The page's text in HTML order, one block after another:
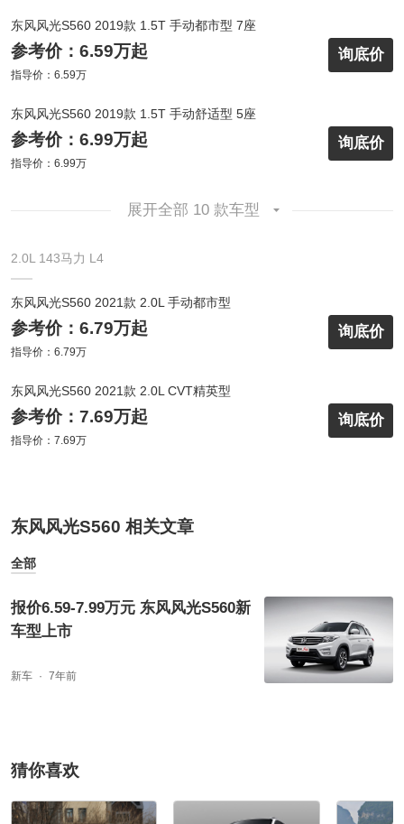
东风风光S560 2019款 1.5T 手动都市型 7座
参考价：6.59万起
指导价：6.59万
询底价
东风风光S560 2019款 1.5T 手动舒适型 5座
参考价：6.99万起
指导价：6.99万
询底价
展开全部 10 款车型
2.0L 143马力 L4
东风风光S560 2021款 2.0L 手动都市型
参考价：6.79万起
指导价：6.79万
询底价
东风风光S560 2021款 2.0L CVT精英型
参考价：7.69万起
指导价：7.69万
询底价
东风风光S560 相关文章
全部
报价6.59-7.99万元 东风风光S560新
车型上市
新车 7年前
猜你喜欢